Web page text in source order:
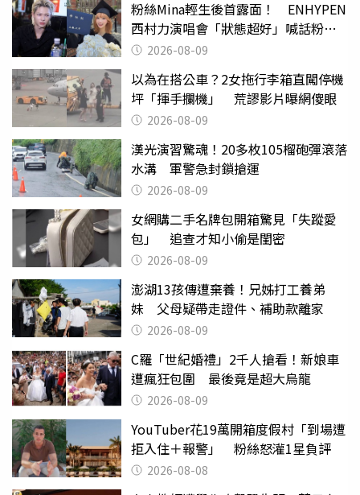
粉絲Mina輕生後首露面！ ENHYPEN
西村力演唱會「狀態超好」喊話粉
絲：我們心意相通
2026-08-09
以為在搭公車？2女拖行李箱直闖停機
坪「揮手攔機」 荒謬影片曝網傻眼
2026-08-09
漢光演習驚魂！20多枚105榴砲彈滾落
水溝 軍警急封鎖搶運
2026-08-09
女網購二手名牌包開箱驚見「失蹤愛
包」 追查才知小偷是閨密
2026-08-09
澎湖13孩傳遭棄養！兄姊打工養弟
妹 父母疑帶走證件、補助款離家
2026-08-09
C羅「世紀婚禮」2千人搶看！新娘車
遭瘋狂包圍 最後竟是超大烏龍
2026-08-09
YouTuber花19萬開箱度假村「到場遭
拒入住＋報警」 粉絲怒灌1星負評
2026-08-08